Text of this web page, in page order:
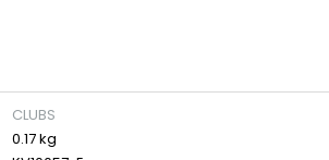
CLUBS
0.17 kg